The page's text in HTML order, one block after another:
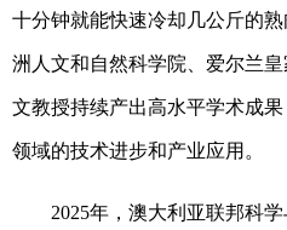
十分钟就能快速冷却几公斤的
洲人文和自然科学院、爱尔兰
文教授持续产出高水平学术成
领域的技术进步和产业应用。
2025年，澳大利亚联邦科